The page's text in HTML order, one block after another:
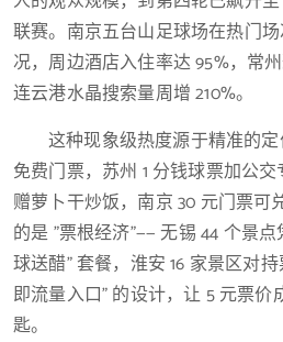
联赛。南京五台山足球场在热门
况，周边酒店入住率达 95%，常
连云港水晶搜索量周增 210%。
这种现象级热度源于精准的
免费门票，苏州 1 分钱球票加公
赠萝卜干炒饭，南京 30 元门票可
的是 "票根经济"—— 无锡 44 个景
球送醋" 套餐，淮安 16 家景区对
即流量入口" 的设计，让 5 元票价
匙。